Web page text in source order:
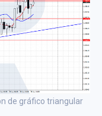
de gráfico triangular